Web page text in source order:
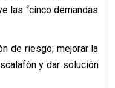
las “cinco demandas
de riesgo; mejorar la
y dar solución